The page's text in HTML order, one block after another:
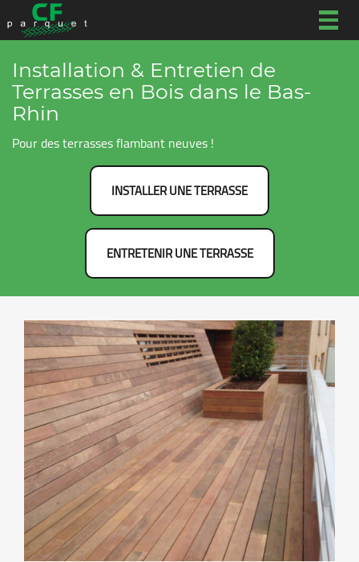
Installation & Entretien de
Terrasses en Bois dans le Bas-
Rhin
Pour des terrasses flambant neuves !
INSTALLER UNE TERRASSE
ENTRETENIR UNE TERRASSE